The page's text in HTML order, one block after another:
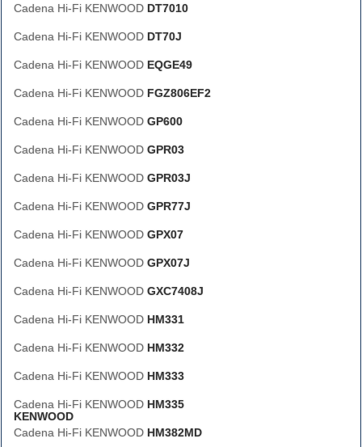
Cadena Hi-Fi KENWOOD DT7010
Cadena Hi-Fi KENWOOD DT70J
Cadena Hi-Fi KENWOOD EQGE49
Cadena Hi-Fi KENWOOD FGZ806EF2
Cadena Hi-Fi KENWOOD GP600
Cadena Hi-Fi KENWOOD GPR03
Cadena Hi-Fi KENWOOD GPR03J
Cadena Hi-Fi KENWOOD GPR77J
Cadena Hi-Fi KENWOOD GPX07
Cadena Hi-Fi KENWOOD GPX07J
Cadena Hi-Fi KENWOOD GXC7408J
Cadena Hi-Fi KENWOOD HM331
Cadena Hi-Fi KENWOOD HM332
Cadena Hi-Fi KENWOOD HM333
Cadena Hi-Fi KENWOOD HM335
KENWOOD
Cadena Hi-Fi KENWOOD HM382MD